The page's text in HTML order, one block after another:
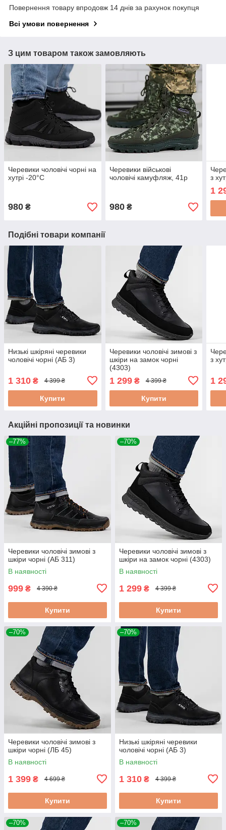
Повернення товару впродовж 14 днів за рахунок покупця
Всі умови повернення
З цим товаром також замовляють
Черевики чоловічі чорні на
хутрі -20°C
980 ₴
Черевики військові
чоловічі камуфляж, 41р
980₴
з
1
Подібні товари компанії
Низькі шкіряні черевики
чоловічі чорні (АБ 3)
1 310 ₴ 4 399 ₴
Купити
Черевики чоловічі зимові з
шкіри на замок чорні
(4303)
1 299₴ 4 399 ₴
Купити
з
1
Акційні пропозиції та новинки
–77%
Черевики чоловічі зимові з
шкіри чорні (АБ 311)
В наявності
999 ₴ 4 390 ₴
Купити
–70%
Черевики чоловічі зимові з
шкіри на замок чорні (4303)
В наявності
1 299 ₴ 4 399 ₴
Купити
–70%
Черевики чоловічі зимові з
шкіри чорні (ЛБ 45)
В наявності
1 399 ₴ 4 699 ₴
Купити
–70%
Низькі шкіряні черевики
чоловічі чорні (АБ 3)
В наявності
1 310 ₴ 4 399 ₴
Купити
–70% –70%